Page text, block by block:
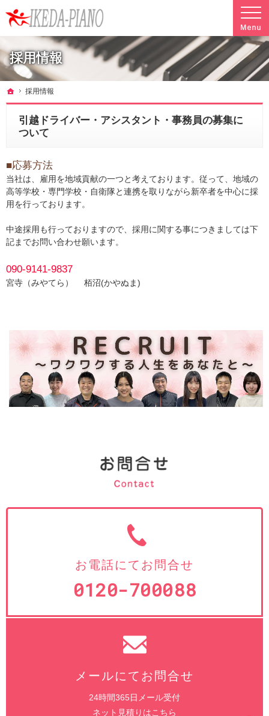
採用情報
調律やクリーニングも行っています。ピアノ引越し・運搬・配送なら料金も魅力の当社へ
ホーム
採用情報
引越ドライバー・アシスタント・事務員の募集に
ついて
■応募方法
当社は、雇用を地域貢献の一つと考えております。従って、地域の
高等学校・専門学校・自衛隊と連携を取りながら新卒者を中心に採
用を行っております。
中途採用も行っておりますので、採用に関する事につきましては下
記までお問い合わせ願います。
090-9141-9837
宮寺（みやてら） 栢沼(かやぬま)
お電話にてお問合せ
0120-700088
メールにてお問合せ
24時間365日メール受付
ネット見積りはこちら